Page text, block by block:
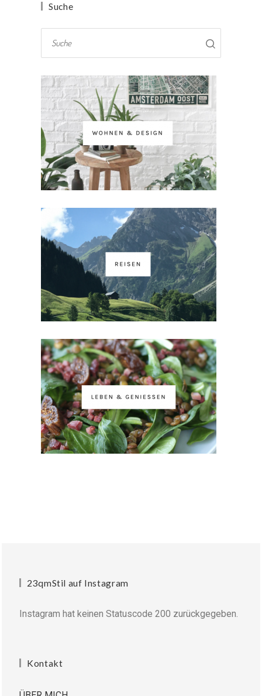
Suche
23qmStil auf Instagram
Instagram hat keinen Statuscode 200 zurückgegeben.
Kontakt